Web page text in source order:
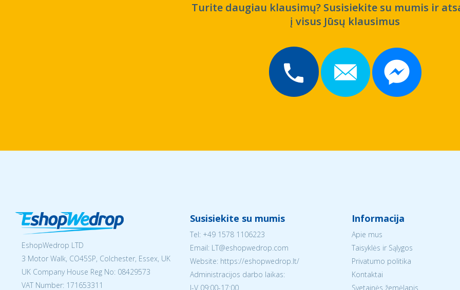
Turite daugiau klausimų? Susisiekite su mumis ir
į visus Jūsų klausimus
EshopWedrop LTD
3 Motor Walk, CO45SP, Colchester, Essex, UK
UK Company House Reg No: 08429573
VAT Number: 171653311
Susisiekite su mumis
Tel: +49 1578 1106223
Email: LT@eshopwedrop.com
Website: https://eshopwedrop.lt/
Administracijos darbo laikas:
I-V 09:00-17:00
Informacija
Apie mus
Taisyklės ir Sąlygos
Privatumo politika
Kontaktai
Svetainės žemėlapis